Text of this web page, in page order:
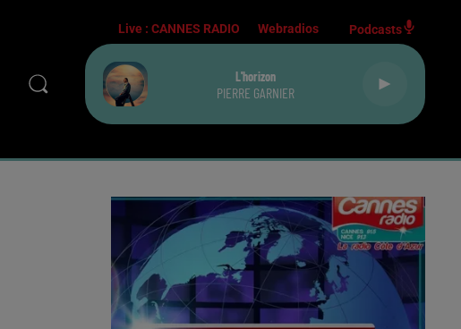
Live :CANNES RADIO Webradios Podcasts
L'horizon
PIERRE GARNIER